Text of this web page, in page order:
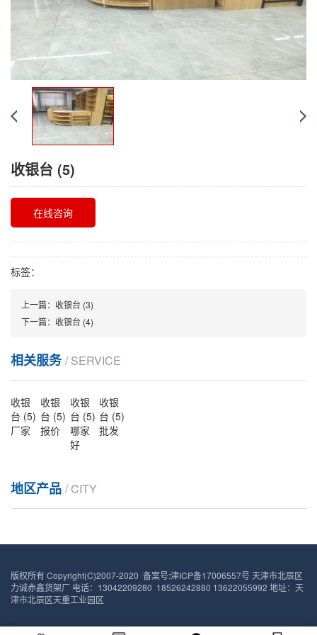
收银台 (5)
在线咨询
标签：
上一篇： 收银台 (3)
下一篇： 收银台 (4)
相关服务/ SERVICE
收银
台 (5)
厂家
收银
台 (5)
报价
收银
台 (5)
哪家
好
收银
台 (5)
批发
地区产品 / CITY
版权所有 Copyright(C)2007-2020 备案号:津ICP备17006557号 天津市北辰区
力诚赤鑫货架厂 电话：13042209280 18526242880 13622055992 地址：天
津市北辰区天重工业园区